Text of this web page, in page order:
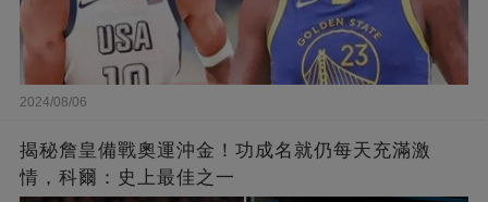
2024/08/06
揭秘詹皇備戰奧運沖金！功成名就仍每天充滿激
情，科爾：史上最佳之一